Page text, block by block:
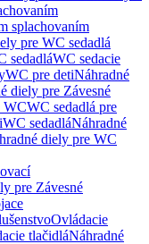
splachovaním
pre WC sedadlá
sedadláWC sedacie
WC pre detiNáhradné
diely pre Závesné
WCWC sedadlá pre
WC sedadláNáhradné
diely pre WC
pre Závesné
Ovládacie
tlačidláNáhradné